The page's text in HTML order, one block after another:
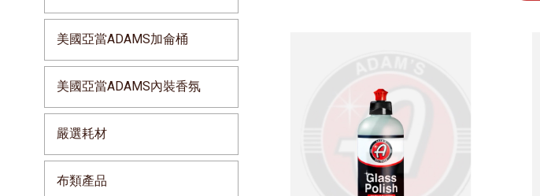
美國亞當ADAMS加侖桶
美國亞當ADAMS內裝香氛
嚴選耗材
布類產品